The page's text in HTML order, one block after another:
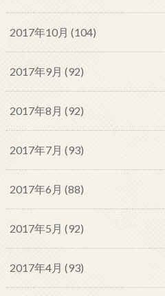
2017年10月 (104)
2017年9月 (92)
2017年8月 (92)
2017年7月 (93)
2017年6月 (88)
2017年5月 (92)
2017年4月 (93)